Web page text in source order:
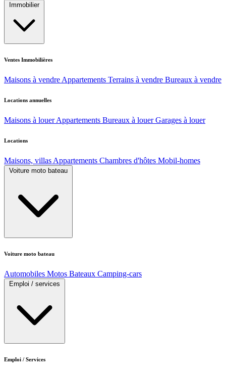
Immobilier
Ventes Immobilières
Maisons à vendre Appartements Terrains à vendre Bureaux à vendre
Locations annuelles
Maisons à louer Appartements Bureaux à louer Garages à louer
Locations
Maisons, villas Appartements Chambres d'hôtes Mobil-homes
Voiture moto bateau
Voiture moto bateau
Automobiles Motos Bateaux Camping-cars
Emploi / services
Emploi / Services